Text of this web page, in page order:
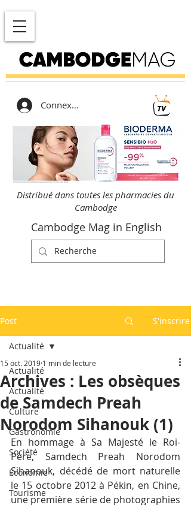
Connexion
Distribué dans toutes les pharmacies du
Cambodge
Cambodge Mag in English
Post S'inscrire
Actualité
Actualité
Culture
Gastronomie
Société
Economie
Tourisme
Actualité
Archives : Les obsèques
de Samdech Preah
Norodom Sihanouk (1)
15 oct. 2019 1 min de lecture
En hommage à Sa Majesté le Roi-
Père, Samdech Preah Norodom
Sihanouk, décédé de mort naturelle
le 15 octobre 2012 à Pékin, en Chine,
une première série de photographies